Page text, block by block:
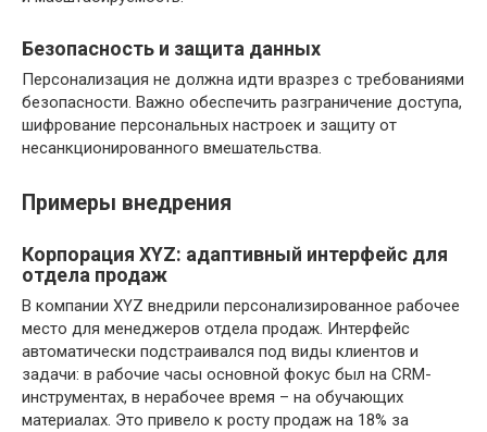
Безопасность и защита данных
Персонализация не должна идти вразрез с требованиями
безопасности. Важно обеспечить разграничение доступа,
шифрование персональных настроек и защиту от
несанкционированного вмешательства.
Примеры внедрения
Корпорация XYZ: адаптивный интерфейс для
отдела продаж
В компании XYZ внедрили персонализированное рабочее
место для менеджеров отдела продаж. Интерфейс
автоматически подстраивался под виды клиентов и
задачи: в рабочие часы основной фокус был на CRM-
инструментах, в нерабочее время – на обучающих
материалах. Это привело к росту продаж на 18% за